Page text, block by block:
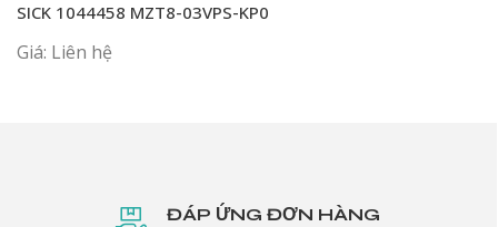
SICK 1044458 MZT8-03VPS-KP0
Giá: Liên hệ
ĐÁP ỨNG ĐƠN HÀNG